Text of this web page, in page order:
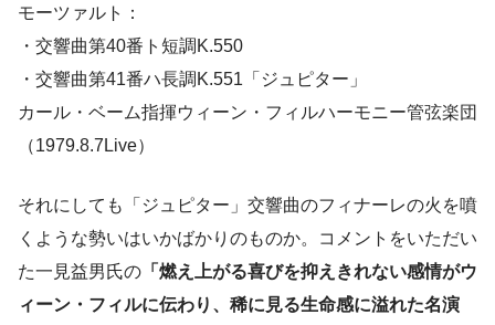
モーツァルト：
・交響曲第40番ト短調K.550
・交響曲第41番ハ長調K.551「ジュピター」
カール・ベーム指揮ウィーン・フィルハーモニー管弦楽団
（1979.8.7Live）
それにしても「ジュピター」交響曲のフィナーレの火を噴
くような勢いはいかばかりのものか。コメントをいただい
た一見益男氏の 「燃え上がる喜びを抑えきれない感情がウ
ィーン・フィルに伝わり、稀に見る生命感に溢れた名演